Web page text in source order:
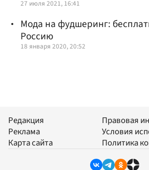
27 июля 2021, 16:41
Мода на фудшеринг:
Россию
18 января 2020, 20:52
Редакция
Реклама
Карта сайта
Правовая
Условия
Политика